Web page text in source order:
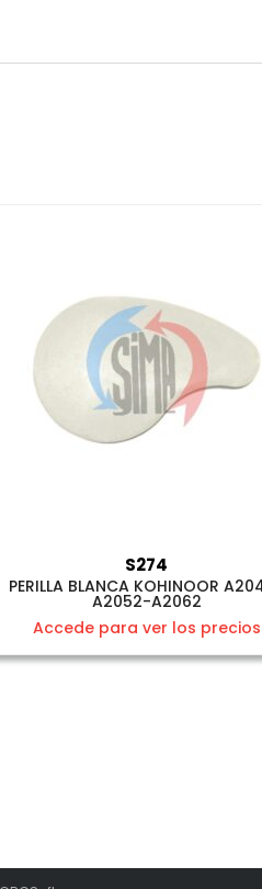
S274
PERILLA BLANCA KOHINOOR
A2052-A2062
Accede para ver los precios